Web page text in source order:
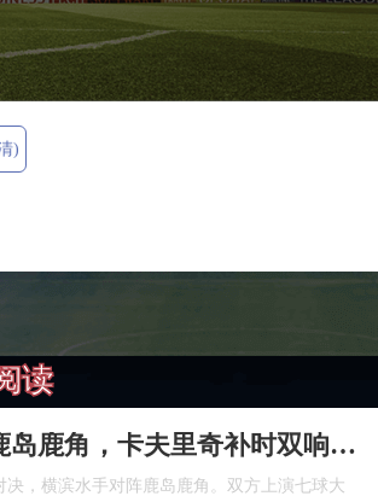
)
读
日职联：横滨水手3‑4鹿岛鹿角，卡夫里奇补时双响上演逆转绝杀
，横滨水手对阵鹿岛鹿角。双方上演七球大